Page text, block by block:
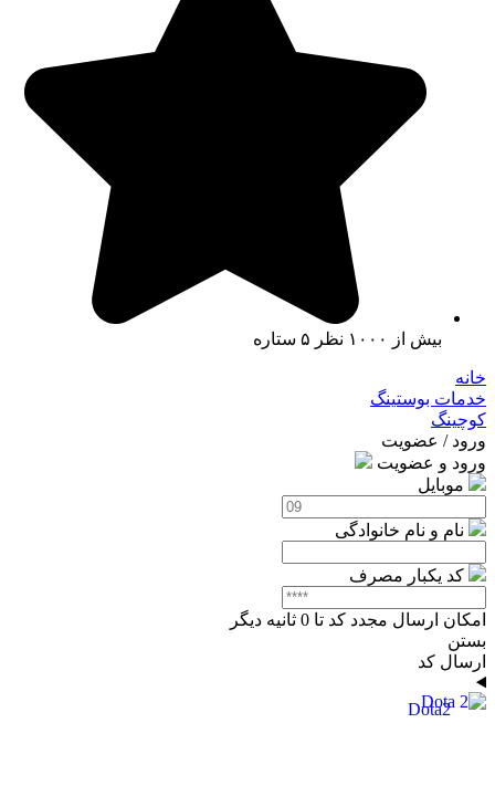
بیش از ۱۰۰۰ نظر ۵ ستاره
خانه
خدمات بوستینگ
کوچینگ
ورود / عضویت
ورود و عضویت
موبایل
نام و نام خانوادگی
کد یکبار مصرف
امکان ارسال مجدد کد تا 0 ثانیه دیگر
بستن
ارسال کد
Dota2